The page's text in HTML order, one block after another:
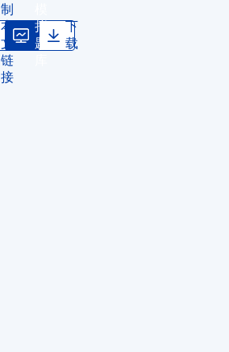
制
本
文
链
接
拟
题
下
载